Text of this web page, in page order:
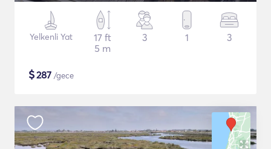
Yelkenli Yat
17 ft
5 m
3 1 3
$287 /gece